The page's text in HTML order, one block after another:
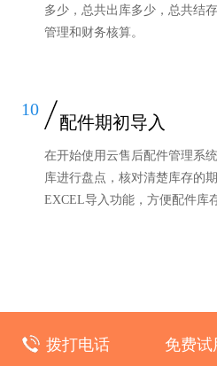
多少，总共出库多少，总共结
管理和财务核算。
10
配件期初导入
在开始使用云售后配件管理系
库进行盘点，核对清楚库存的
EXCEL导入功能，方便配件库
拨打电话 免费试